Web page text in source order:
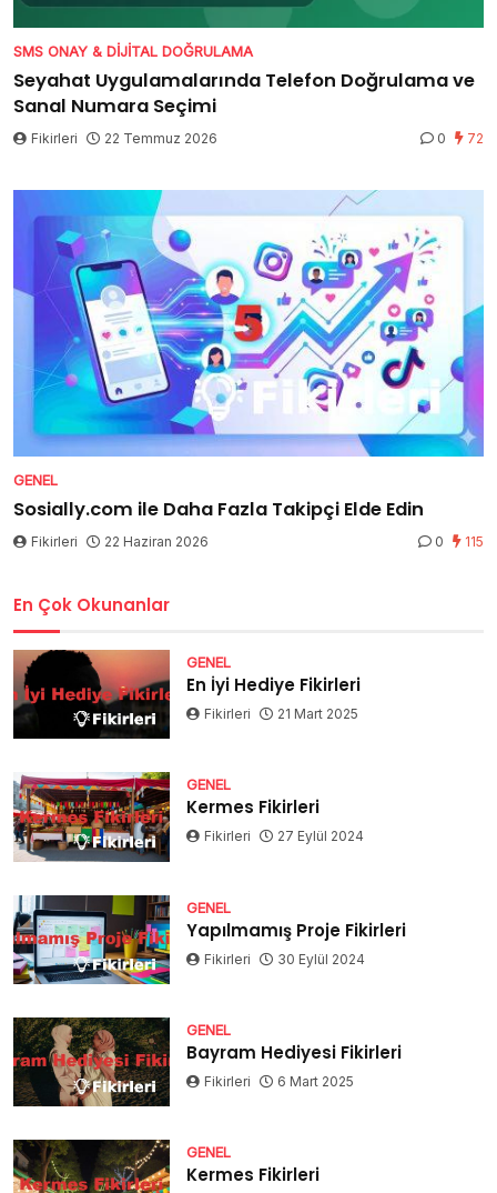
SMS ONAY & DIJITAL DOĞRULAMA
Seyahat Uygulamalarında Telefon Doğrulama ve
Sanal Numara Seçimi
Fikirleri 22 Temmuz 2026 0 72
GENEL
Sosially.com ile Daha Fazla Takipçi Elde Edin
Fikirleri 22 Haziran 2026 0 115
En Çok Okunanlar
GENEL
En İyi Hediye Fikirleri
Fikirleri 21 Mart 2025
GENEL
Kermes Fikirleri
Fikirleri 27 Eylül 2024
GENEL
Yapılmamış Proje Fikirleri
Fikirleri 30 Eylül 2024
GENEL
Bayram Hediyesi Fikirleri
Fikirleri 6 Mart 2025
GENEL
Kermes Fikirleri